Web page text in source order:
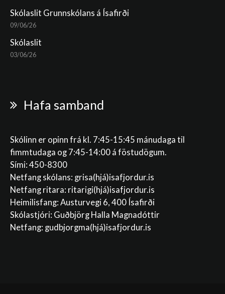
Skólaslit Grunnskólans á Ísafirði
09/06/26
Skólaslit
03/06/26
Hafa samband
Skólinn er opinn frá kl. 7:45-15:45 mánudaga til
fimmtudaga og 7:45-14:00 á föstudögum.
Sími: 450-8300
Netfang skólans: grisa(hjá)isafjordur.is
Netfang ritara: ritarigi(hjá)isafjordur.is
Heimilisfang: Austurvegi 6, 400 Ísafirði
Skólastjóri: Guðbjörg Halla Magnadóttir
Netfang: gudbjorgma(hjá)isafjordur.is